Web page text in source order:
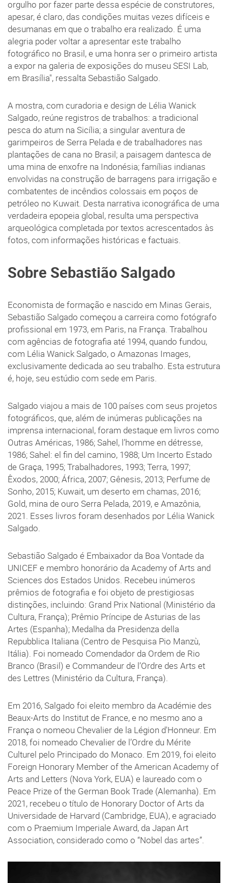
orgulho por fazer parte dessa espécie de construtores,
apesar, é claro, das condições muitas vezes difíceis e
desumanas em que o trabalho era realizado. É uma
alegria poder voltar a apresentar este trabalho
fotográfico no Brasil, e uma honra ser o primeiro artista
a expor na galeria de exposições do museu SESI Lab,
em Brasília", ressalta Sebastião Salgado.
A mostra, com curadoria e design de Lélia Wanick
Salgado, reúne registros de trabalhos: a tradicional
pesca do atum na Sicília; a singular aventura de
garimpeiros de Serra Pelada e de trabalhadores nas
plantações de cana no Brasil; a paisagem dantesca de
uma mina de enxofre na Indonésia; famílias indianas
envolvidas na construção de barragens para irrigação e
combatentes de incêndios colossais em poços de
petróleo no Kuwait. Desta narrativa iconográfica de uma
verdadeira epopeia global, resulta uma perspectiva
arqueológica completada por textos acrescentados às
fotos, com informações históricas e factuais.
Sobre Sebastião Salgado
Economista de formação e nascido em Minas Gerais,
Sebastião Salgado começou a carreira como fotógrafo
profissional em 1973, em Paris, na França. Trabalhou
com agências de fotografia até 1994, quando fundou,
com Lélia Wanick Salgado, o Amazonas Images,
exclusivamente dedicada ao seu trabalho. Esta estrutura
é, hoje, seu estúdio com sede em Paris.
Salgado viajou a mais de 100 países com seus projetos
fotográficos, que, além de inúmeras publicações na
imprensa internacional, foram destaque em livros como
Outras Américas, 1986; Sahel, l’homme en détresse,
1986; Sahel: el fin del camino, 1988; Um Incerto Estado
de Graça, 1995; Trabalhadores, 1993; Terra, 1997;
Êxodos, 2000; África, 2007; Gênesis, 2013; Perfume de
Sonho, 2015; Kuwait, um deserto em chamas, 2016;
Gold, mina de ouro Serra Pelada, 2019, e Amazônia,
2021. Esses livros foram desenhados por Lélia Wanick
Salgado.
Sebastião Salgado é Embaixador da Boa Vontade da
UNICEF e membro honorário da Academy of Arts and
Sciences dos Estados Unidos. Recebeu inúmeros
prêmios de fotografia e foi objeto de prestigiosas
distinções, incluindo: Grand Prix National (Ministério da
Cultura, França); Prêmio Príncipe de Asturias de las
Artes (Espanha); Medalha da Presidenza della
Repubblica Italiana (Centro de Pesquisa Pio Manzù,
Itália). Foi nomeado Comendador da Ordem de Rio
Branco (Brasil) e Commandeur de l’Ordre des Arts et
des Lettres (Ministério da Cultura, França).
Em 2016, Salgado foi eleito membro da Académie des
Beaux-Arts do Institut de France, e no mesmo ano a
França o nomeou Chevalier de la Légion d'Honneur. Em
2018, foi nomeado Chevalier de l’Ordre du Mérite
Culturel pelo Principado do Monaco. Em 2019, foi eleito
Foreign Honorary Member of the American Academy of
Arts and Letters (Nova York, EUA) e laureado com o
Peace Prize of the German Book Trade (Alemanha). Em
2021, recebeu o título de Honorary Doctor of Arts da
Universidade de Harvard (Cambridge, EUA), e agraciado
com o Praemium Imperiale Award, da Japan Art
Association, considerado como o “Nobel das artes”.